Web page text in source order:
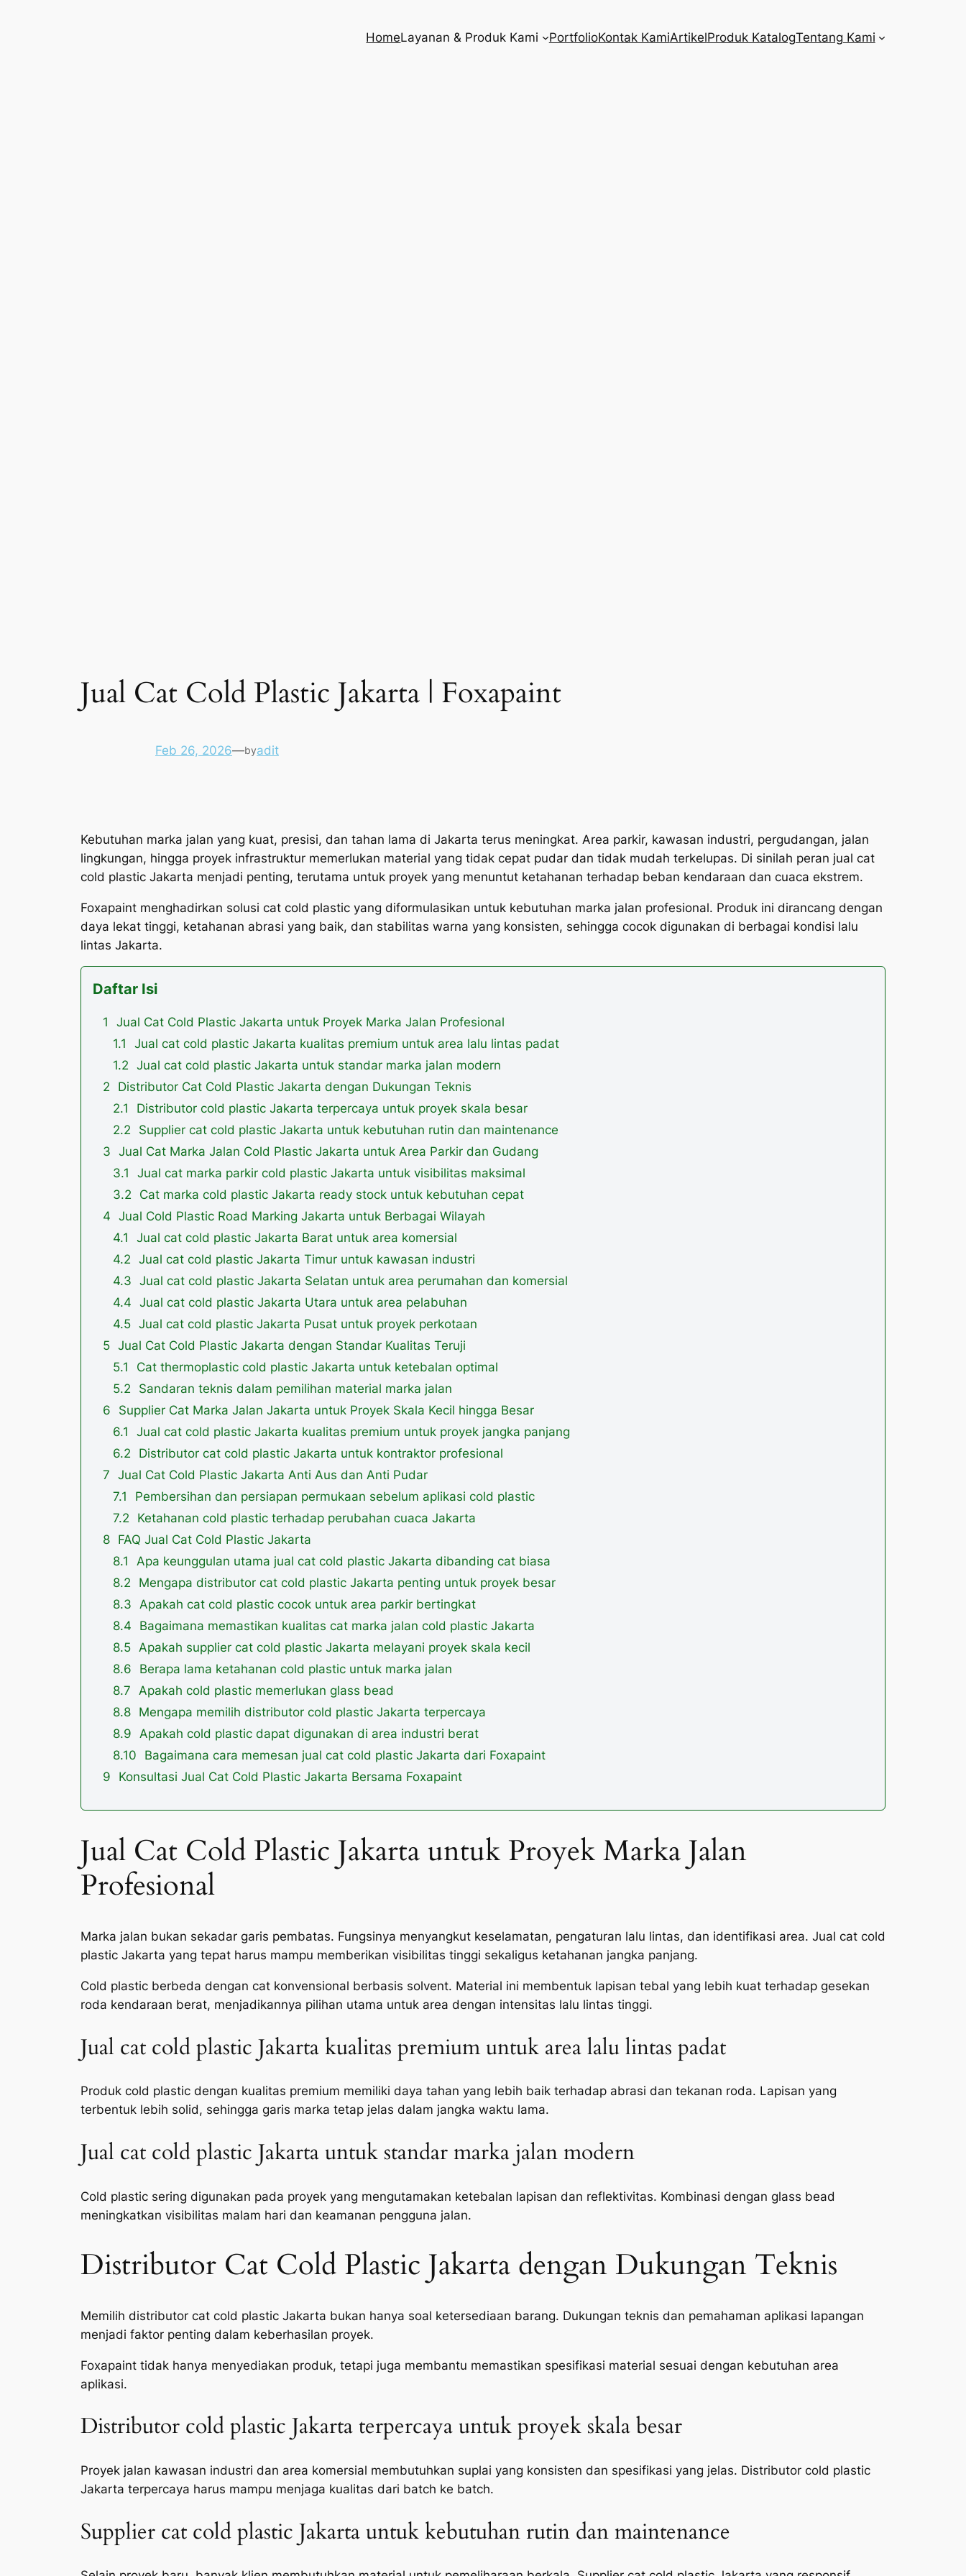
HomeLayanan & Produk Kami PortfolioKontak KamiArtikelProduk KatalogTentang Kami
Jual Cat Cold Plastic Jakarta | Foxapaint
Feb 26, 2026—byadit
Kebutuhan marka jalan yang kuat, presisi, dan tahan lama di Jakarta terus meningkat. Area parkir, kawasan industri, pergudangan, jalan
lingkungan, hingga proyek infrastruktur memerlukan material yang tidak cepat pudar dan tidak mudah terkelupas. Di sinilah peran jual cat
cold plastic Jakarta menjadi penting, terutama untuk proyek yang menuntut ketahanan terhadap beban kendaraan dan cuaca ekstrem.
Foxapaint menghadirkan solusi cat cold plastic yang diformulasikan untuk kebutuhan marka jalan profesional. Produk ini dirancang dengan
daya lekat tinggi, ketahanan abrasi yang baik, dan stabilitas warna yang konsisten, sehingga cocok digunakan di berbagai kondisi lalu
lintas Jakarta.
Daftar Isi
Jual Cat Cold Plastic Jakarta untuk Proyek Marka Jalan Profesional
Jual cat cold plastic Jakarta kualitas premium untuk area lalu lintas padat
Jual cat cold plastic Jakarta untuk standar marka jalan modern
Distributor Cat Cold Plastic Jakarta dengan Dukungan Teknis
Distributor cold plastic Jakarta terpercaya untuk proyek skala besar
Supplier cat cold plastic Jakarta untuk kebutuhan rutin dan maintenance
Jual Cat Marka Jalan Cold Plastic Jakarta untuk Area Parkir dan Gudang
Jual cat marka parkir cold plastic Jakarta untuk visibilitas maksimal
Cat marka cold plastic Jakarta ready stock untuk kebutuhan cepat
Jual Cold Plastic Road Marking Jakarta untuk Berbagai Wilayah
Jual cat cold plastic Jakarta Barat untuk area komersial
Jual cat cold plastic Jakarta Timur untuk kawasan industri
Jual cat cold plastic Jakarta Selatan untuk area perumahan dan komersial
Jual cat cold plastic Jakarta Utara untuk area pelabuhan
Jual cat cold plastic Jakarta Pusat untuk proyek perkotaan
Jual Cat Cold Plastic Jakarta dengan Standar Kualitas Teruji
Cat thermoplastic cold plastic Jakarta untuk ketebalan optimal
Sandaran teknis dalam pemilihan material marka jalan
Supplier Cat Marka Jalan Jakarta untuk Proyek Skala Kecil hingga Besar
Jual cat cold plastic Jakarta kualitas premium untuk proyek jangka panjang
Distributor cat cold plastic Jakarta untuk kontraktor profesional
Jual Cat Cold Plastic Jakarta Anti Aus dan Anti Pudar
Pembersihan dan persiapan permukaan sebelum aplikasi cold plastic
Ketahanan cold plastic terhadap perubahan cuaca Jakarta
FAQ Jual Cat Cold Plastic Jakarta
Apa keunggulan utama jual cat cold plastic Jakarta dibanding cat biasa
Mengapa distributor cat cold plastic Jakarta penting untuk proyek besar
Apakah cat cold plastic cocok untuk area parkir bertingkat
Bagaimana memastikan kualitas cat marka jalan cold plastic Jakarta
Apakah supplier cat cold plastic Jakarta melayani proyek skala kecil
Berapa lama ketahanan cold plastic untuk marka jalan
Apakah cold plastic memerlukan glass bead
Mengapa memilih distributor cold plastic Jakarta terpercaya
Apakah cold plastic dapat digunakan di area industri berat
Bagaimana cara memesan jual cat cold plastic Jakarta dari Foxapaint
Konsultasi Jual Cat Cold Plastic Jakarta Bersama Foxapaint
Jual Cat Cold Plastic Jakarta untuk Proyek Marka Jalan
Profesional
Marka jalan bukan sekadar garis pembatas. Fungsinya menyangkut keselamatan, pengaturan lalu lintas, dan identifikasi area. Jual cat cold
plastic Jakarta yang tepat harus mampu memberikan visibilitas tinggi sekaligus ketahanan jangka panjang.
Cold plastic berbeda dengan cat konvensional berbasis solvent. Material ini membentuk lapisan tebal yang lebih kuat terhadap gesekan
roda kendaraan berat, menjadikannya pilihan utama untuk area dengan intensitas lalu lintas tinggi.
Jual cat cold plastic Jakarta kualitas premium untuk area lalu lintas padat
Produk cold plastic dengan kualitas premium memiliki daya tahan yang lebih baik terhadap abrasi dan tekanan roda. Lapisan yang
terbentuk lebih solid, sehingga garis marka tetap jelas dalam jangka waktu lama.
Jual cat cold plastic Jakarta untuk standar marka jalan modern
Cold plastic sering digunakan pada proyek yang mengutamakan ketebalan lapisan dan reflektivitas. Kombinasi dengan glass bead
meningkatkan visibilitas malam hari dan keamanan pengguna jalan.
Distributor Cat Cold Plastic Jakarta dengan Dukungan Teknis
Memilih distributor cat cold plastic Jakarta bukan hanya soal ketersediaan barang. Dukungan teknis dan pemahaman aplikasi lapangan
menjadi faktor penting dalam keberhasilan proyek.
Foxapaint tidak hanya menyediakan produk, tetapi juga membantu memastikan spesifikasi material sesuai dengan kebutuhan area
aplikasi.
Distributor cold plastic Jakarta terpercaya untuk proyek skala besar
Proyek jalan kawasan industri dan area komersial membutuhkan suplai yang konsisten dan spesifikasi yang jelas. Distributor cold plastic
Jakarta terpercaya harus mampu menjaga kualitas dari batch ke batch.
Supplier cat cold plastic Jakarta untuk kebutuhan rutin dan maintenance